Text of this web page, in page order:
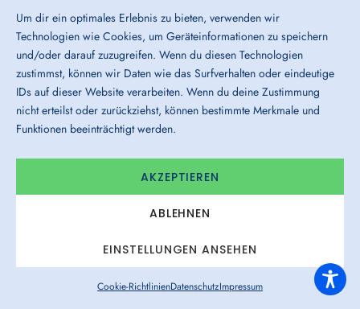
Um dir ein optimales Erlebnis zu bieten, verwenden wir
Technologien wie Cookies, um Geräteinformationen zu speichern
und/oder darauf zuzugreifen. Wenn du diesen Technologien
zustimmst, können wir Daten wie das Surfverhalten oder eindeutige
IDs auf dieser Website verarbeiten. Wenn du deine Zustimmung
nicht erteilst oder zurückziehst, können bestimmte Merkmale und
Funktionen beeinträchtigt werden.
AKZEPTIEREN
ABLEHNEN
EINSTELLUNGEN ANSEHEN
Cookie-RichtlinienDatenschutzImpressum
2026 geht es für viele Personaldienstleister
nicht nur um Bewerbungen, sondern auch um
Aufträge, Auslastung und Vertrauen. Dieser
Beitrag zeigt, wie mittelständische Anbieter
mit einer glaubwürdigen Arbeitgebermarke
beide Seiten stärken können.
WEITERLESEN »